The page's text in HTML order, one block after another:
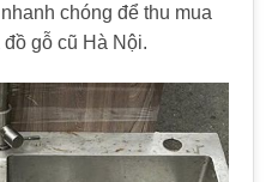
chóng để thu mua
đồ gỗ cũ Hà Nội.